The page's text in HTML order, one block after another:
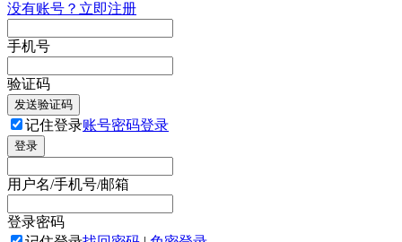
没有账号？立即注册
手机号
验证码
发送验证码
记住登录账号密码登录
登录
用户名/手机号/邮箱
登录密码